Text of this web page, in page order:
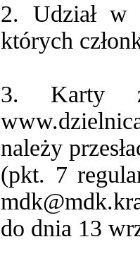
2. Udział w
których
3. Karty
należy
(pkt. 7
do dnia 13